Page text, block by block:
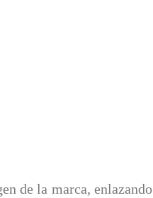
de la marca, enlazando